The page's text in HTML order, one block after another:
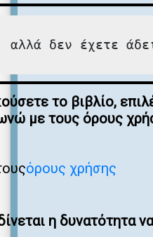
αλλά δεν έχετε
το βιβλίο,
με τους όρους
όρους χρήσης
η δυνατότητα